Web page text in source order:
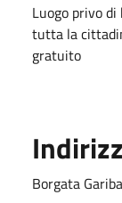
Luogo privo
tutta la
gratuito
Borgata